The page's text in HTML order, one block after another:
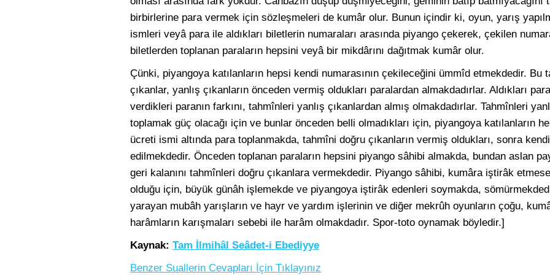
birbirlerine para vermek için sözleşmeleri de kumâr olur. Bunun içindir ki, oyun, yarış
ismleri veyâ para ile aldıkları biletlerin numaraları arasında piyango çekerek, çekilen
biletlerden toplanan paraların hepsini veyâ bir mikdârını dağıtmak kumâr olur.
Çünki, piyangoya katılanların hepsi kendi numarasının çekileceğini ümmîd etmekdedir. Bu
çıkanlar, yanlış çıkanların önceden vermiş oldukları paralardan almakdadırlar. Aldıkları
verdikleri paranın farkını, tahmînleri yanlış çıkanlardan almış olmakdadırlar. Tahmînleri
toplamak güç olacağı için ve bunlar önceden belli olmadıkları için, piyangoya katılanların
ücreti ismi altında para toplanmakda, tahmîni doğru çıkanların vermiş oldukları, sonra
edilmekdedir. Önceden toplanan paraların hepsini piyango sâhibi almakda, bundan aslan
geri kalanını tahmînleri doğru çıkanlara vermekdedir. Piyango sâhibi, kumâra iştirâk
olduğu için, büyük günâh işlemekde ve piyangoya iştirâk edenleri soymakda,
yarayan mubâh yarışların ve hayr ve yardım işlerinin ve diğer mekrûh oyunların çoğu,
harâmların karışmaları sebebi ile harâm olmakdadır. Spor-toto oynamak böyledir.]
Kaynak: Tam İlmihâl Seâdet-i Ebediyye
Benzer Suallerin Cevapları İçin Tıklayınız